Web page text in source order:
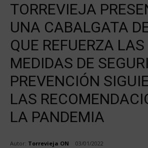
TORREVIEJA
UNA CABALGATA
QUE REFUERZA LAS
MEDIDAS DE
PREVENCIÓN
LAS
LA PANDEMIA
Autor: Torrevieja ON 03/01/2022